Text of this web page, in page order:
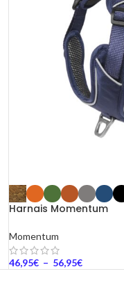
Harnais Momentum
Momentum
46,95€ – 56,95€